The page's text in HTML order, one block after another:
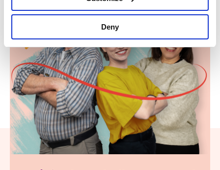
Deny